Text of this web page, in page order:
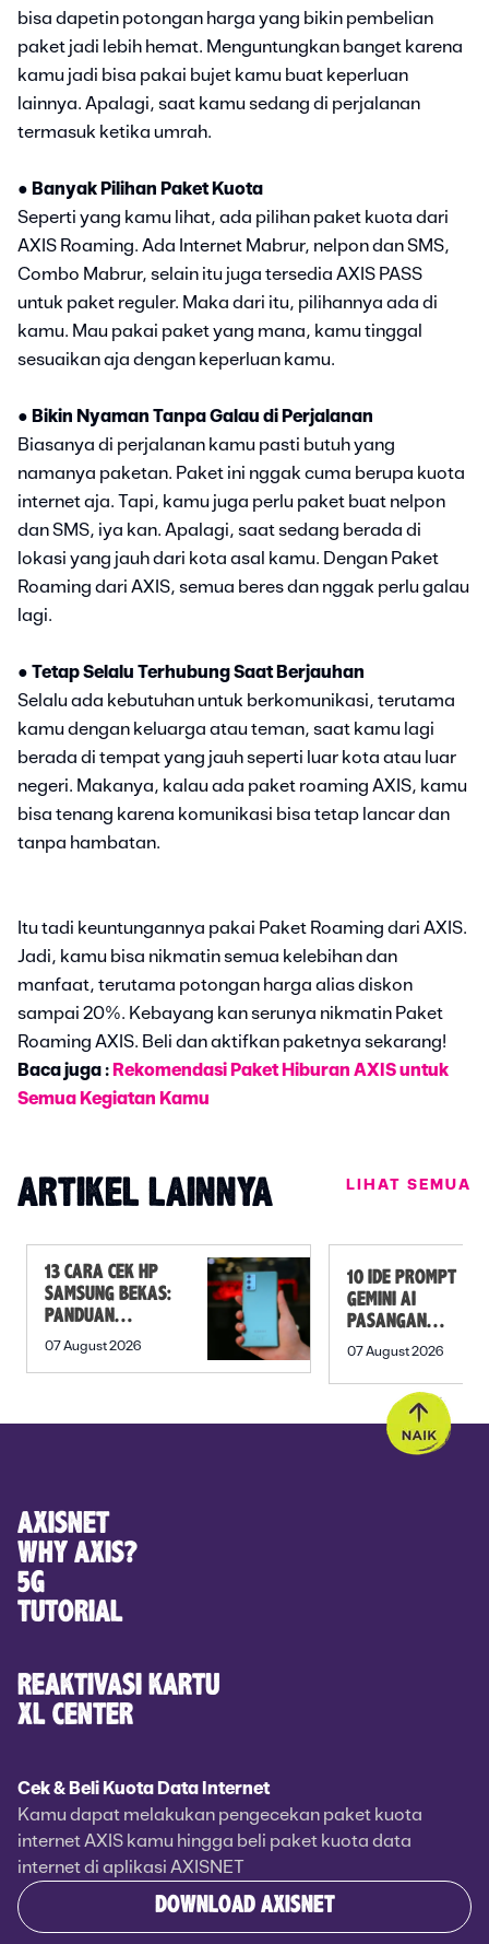
bisa dapetin potongan harga yang bikin pembelian
paket jadi lebih hemat. Menguntungkan banget karena
kamu jadi bisa pakai bujet kamu buat keperluan
lainnya. Apalagi, saat kamu sedang di perjalanan
termasuk ketika umrah.
● Banyak Pilihan Paket Kuota
Seperti yang kamu lihat, ada pilihan paket kuota dari
AXIS Roaming. Ada Internet Mabrur, nelpon dan SMS,
Combo Mabrur, selain itu juga tersedia AXIS PASS
untuk paket reguler. Maka dari itu, pilihannya ada di
kamu. Mau pakai paket yang mana, kamu tinggal
sesuaikan aja dengan keperluan kamu.
● Bikin Nyaman Tanpa Galau di Perjalanan
Biasanya di perjalanan kamu pasti butuh yang
namanya paketan. Paket ini nggak cuma berupa kuota
internet aja. Tapi, kamu juga perlu paket buat nelpon
dan SMS, iya kan. Apalagi, saat sedang berada di
lokasi yang jauh dari kota asal kamu. Dengan Paket
Roaming dari AXIS, semua beres dan nggak perlu galau
lagi.
● Tetap Selalu Terhubung Saat Berjauhan
Selalu ada kebutuhan untuk berkomunikasi, terutama
kamu dengan keluarga atau teman, saat kamu lagi
berada di tempat yang jauh seperti luar kota atau luar
negeri. Makanya, kalau ada paket roaming AXIS, kamu
bisa tenang karena komunikasi bisa tetap lancar dan
tanpa hambatan.
Itu tadi keuntungannya pakai Paket Roaming dari AXIS.
Jadi, kamu bisa nikmatin semua kelebihan dan
manfaat, terutama potongan harga alias diskon
sampai 20%. Kebayang kan serunya nikmatin Paket
Roaming AXIS. Beli dan aktifkan paketnya sekarang!
Baca juga : Rekomendasi Paket Hiburan AXIS untuk
Semua Kegiatan Kamu
ARTIKEL LAINNYA LIHAT SEMUA
13 CARA CEK HP
SAMSUNG BEKAS:
PANDUAN
SEBELUM
07 August 2026
10 IDE PROMPT
GEMINI AI
PASANGAN
PREWEDDING
07 August 2026
AXISNET
WHY AXIS?
5G
TUTORIAL
REAKTIVASI KARTU
XL CENTER
Cek & Beli Kuota Data Internet
Kamu dapat melakukan pengecekan paket kuota
internet AXIS kamu hingga beli paket kuota data
internet di aplikasi AXISNET
DOWNLOAD AXISNET